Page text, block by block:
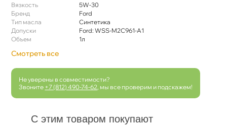
язкость
5W-30
Бренд
Ford
Тип масла
Синтетика
Допуски
Ford: WSS-M2C961-A1
Объем
1л
Смотреть все
Не уверены в совместимости?
Звоните +7 (812) 490-74-62 , мы все проверим и подскажем!
С этим товаром покупают